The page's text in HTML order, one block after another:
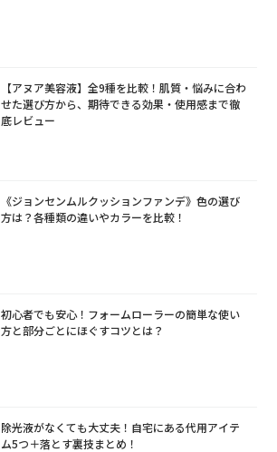
【アヌア美容液】全9種を比較！肌質・悩みに合わ
せた選び方から、期待できる効果・使用感まで徹
底レビュー
《ジョンセンムルクッションファンデ》色の選び
方は？各種類の違いやカラーを比較！
初心者でも安心！フォームローラーの簡単な使い
方と部分ごとにほぐすコツとは？
除光液がなくても大丈夫！自宅にある代用アイテ
ム5つ＋落とす裏技まとめ！